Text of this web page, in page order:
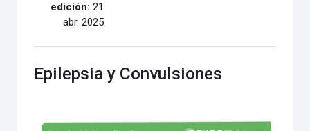
edición: 21
abr. 2025
Epilepsia y Convulsiones